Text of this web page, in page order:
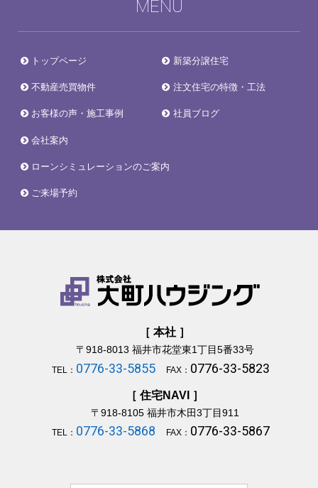
MENU
トップページ 新築分譲住宅
不動産売買物件 注文住宅の特徴・工法
お客様の声・施工事例 社員ブログ
会社案内
ローンシミュレーションのご案内
ご来場予約
［ 本社 ］
〒918-8013 福井市花堂東1丁目5番33号
TEL： 0776-33-5855 FAX： 0776-33-5823
［ 住宅NAVI ］
〒918-8105福井市木田3丁目911
TEL： 0776-33-5868 FAX： 0776-33-5867